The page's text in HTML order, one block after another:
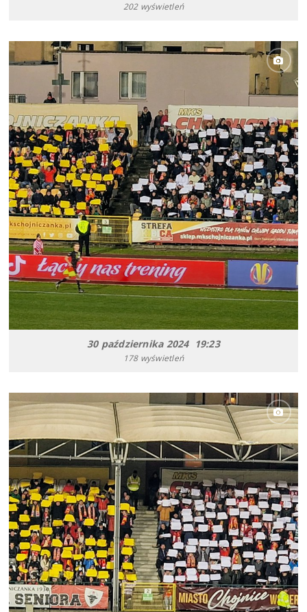
202 wyświetleń
30 października 2024 19:23
178 wyświetleń